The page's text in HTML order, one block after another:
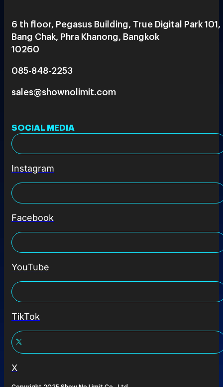
6 th floor, Pegasus Building, True Digital Park 101,
Bang Chak, Phra Khanong, Bangkok
10260
085-848-2253
sales@shownolimit.com
SOCIAL MEDIA
Instagram
Facebook
YouTube
TikTok
X